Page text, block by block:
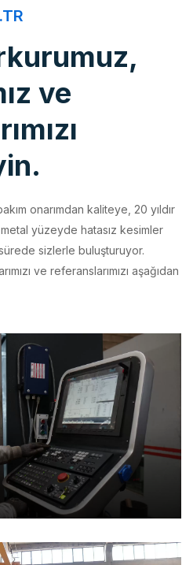
ve
onarımdan kaliteye, 20 yıldır
sizlerle buluşturuyor.
ve referanslarımızı aşağıdan